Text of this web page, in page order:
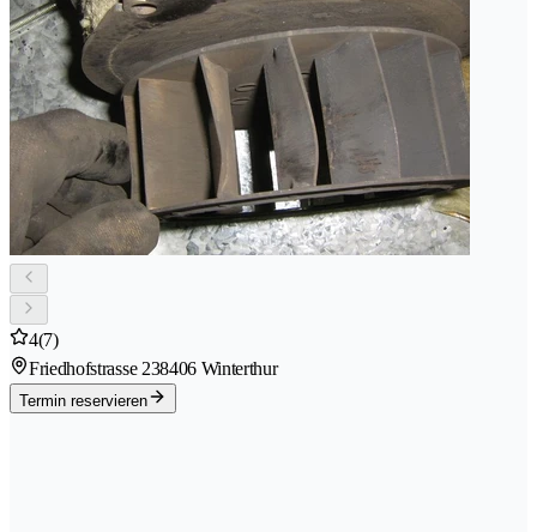
4(7)
Friedhofstrasse 238406 Winterthur
Termin reservieren